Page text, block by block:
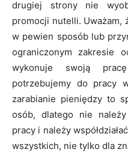
drugiej strony nie
promocji nutelli. Uważam,
w pewien sposób lub
ograniczonym zakresie
wykonuje swoją
potrzebujemy do pracy
zarabianie pieniędzy to
osób, dlatego nie
pracy i należy
wszystkich, nie tylko dla